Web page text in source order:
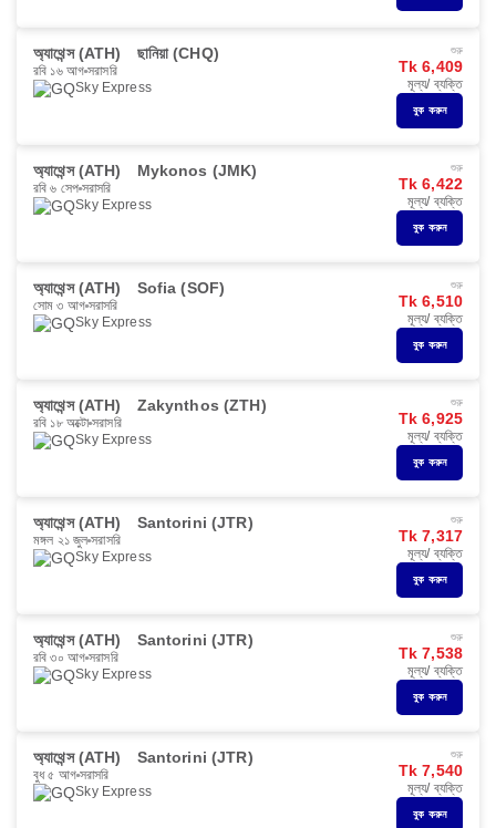
অ্যাথেন্স (ATH) ছানিয়া (CHQ)
রবি ১৬ আগ সরাসরি
Sky Express
শুরু
Tk 6,409
মূল্য/ ব্যক্তি
বুক করুন
অ্যাথেন্স (ATH) Mykonos (JMK)
রবি ৬ সেপ সরাসরি
Sky Express
শুরু
Tk 6,422
মূল্য/ ব্যক্তি
বুক করুন
অ্যাথেন্স (ATH) Sofia (SOF)
সোম ৩ আগ সরাসরি
Sky Express
শুরু
Tk 6,510
মূল্য/ ব্যক্তি
বুক করুন
অ্যাথেন্স (ATH) Zakynthos (ZTH)
রবি ১৮ অক্টো সরাসরি
Sky Express
শুরু
Tk 6,925
মূল্য/ ব্যক্তি
বুক করুন
অ্যাথেন্স (ATH) Santorini (JTR)
মঙ্গল ২১ জুল সরাসরি
Sky Express
শুরু
Tk 7,317
মূল্য/ ব্যক্তি
বুক করুন
অ্যাথেন্স (ATH) Santorini (JTR)
রবি ৩০ আগ সরাসরি
Sky Express
শুরু
Tk 7,538
মূল্য/ ব্যক্তি
বুক করুন
অ্যাথেন্স (ATH) Santorini (JTR)
বুধ ৫ আগ সরাসরি
Sky Express
শুরু
Tk 7,540
মূল্য/ ব্যক্তি
বুক করুন